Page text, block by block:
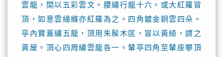
雲龍，間以五彩雲文。腰繡行龍十六。或大紅羅冒
頂，如意雲緣縧亦紅羅為之。四角鍍金銅雲四朵。
亭內寶蓋繡五龍，頂用朱髹木匡，冒以黃綺，謂之
黃屋。頂心四周繡雲龍各一。輦亭四角至輦座攀頂